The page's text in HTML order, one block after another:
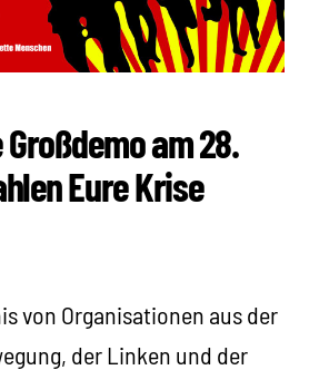
am 28.
Eure Krise
von Organisationen aus der
der Linken und der